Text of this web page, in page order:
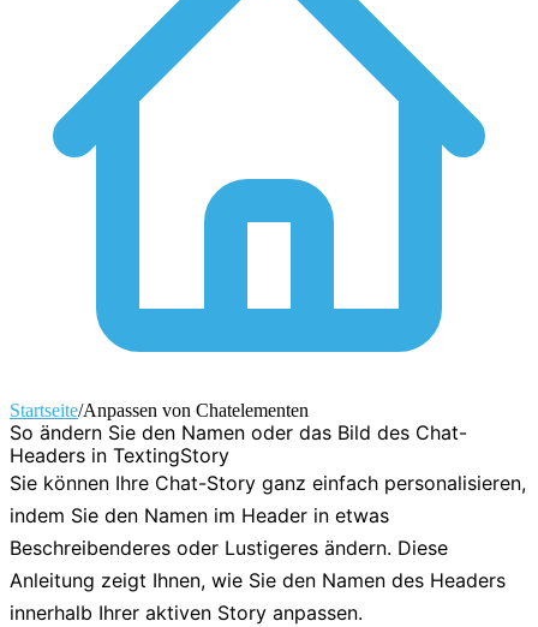
Startseite/Anpassen von Chatelementen
So ändern Sie den Namen oder das Bild des Chat-
Headers in TextingStory
Sie können Ihre Chat-Story ganz einfach personalisieren,
indem Sie den Namen im Header in etwas
Beschreibenderes oder Lustigeres ändern. Diese
Anleitung zeigt Ihnen, wie Sie den Namen des Headers
innerhalb Ihrer aktiven Story anpassen.